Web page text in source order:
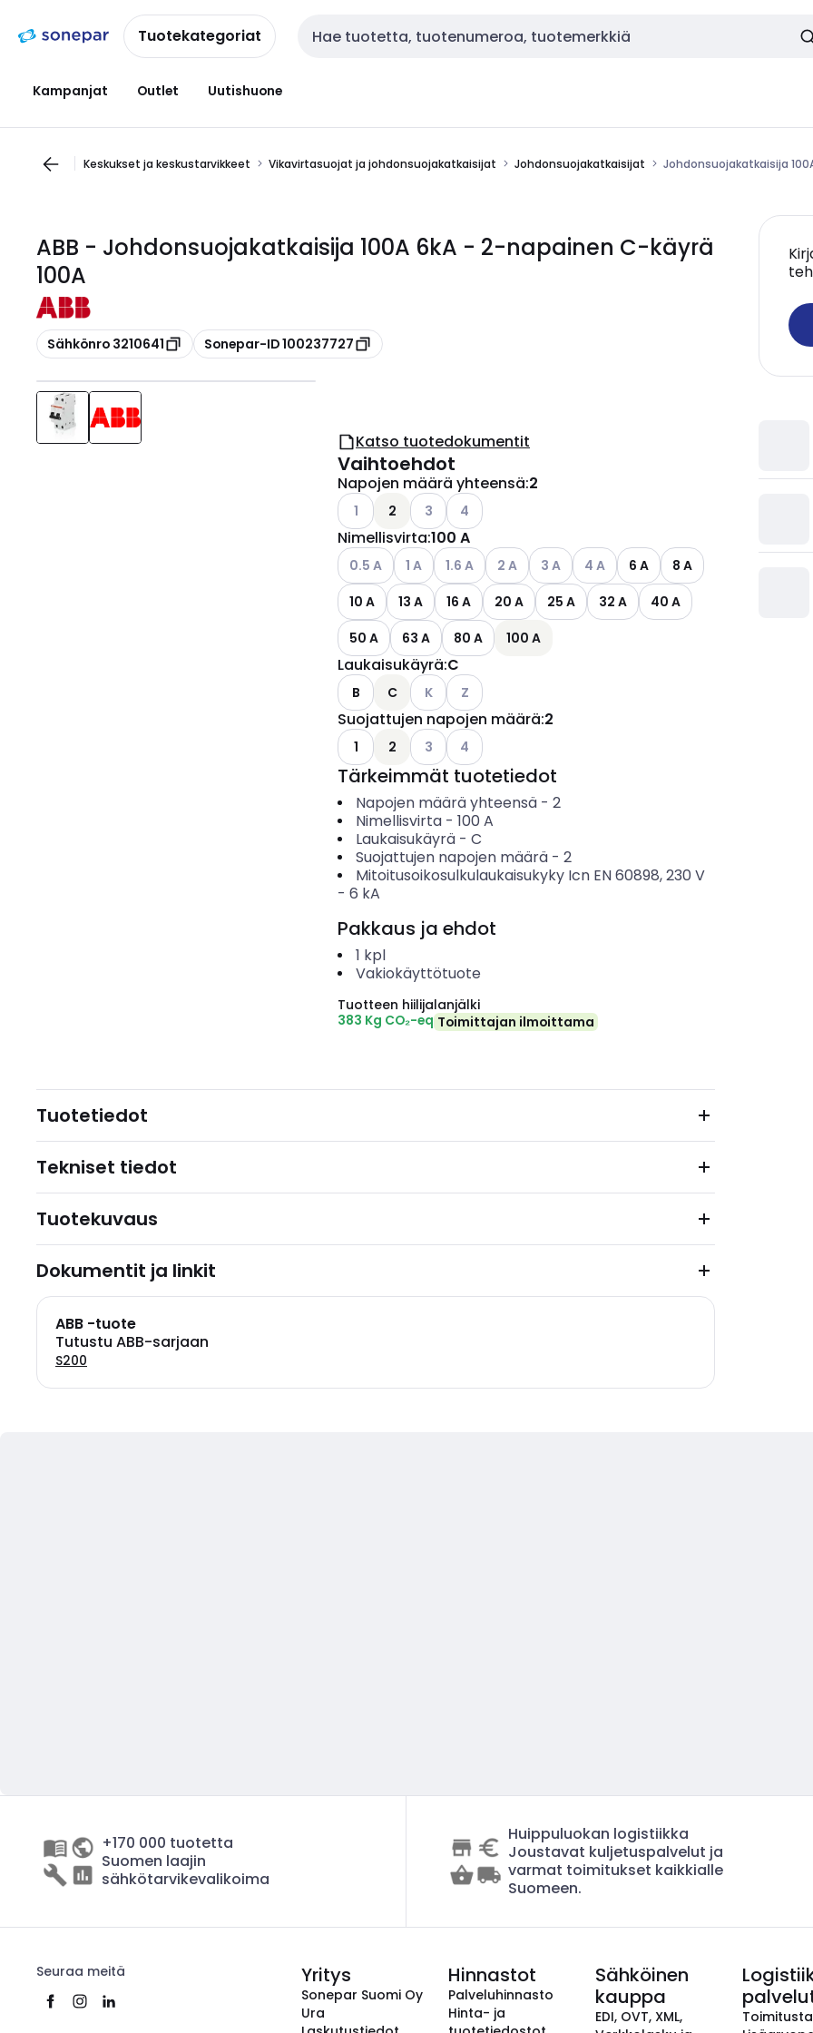
navigointiinsisältöönTuotekategoriat Haku
Kampanjat Outlet Uutishuone
Keskukset ja keskustarvikkeet Vikavirtasuojat ja johdonsuojakatkaisijat Johdonsuojakatkaisijat Johdonsuojakatkaisija
ABB - Johdonsuojakatkaisija 100A 6kA - 2-napainen C-käyrä
100A
Kopioi
Sähkönro 3210641 Kopioi
Sonepar-ID 100237727
Katso tuotedokumentit
Vaihtoehdot
Napojen määrä yhteensä:2
Katso käytettävissä olevat vaihtoehdot
1 2 Katso käytettävissä olevat vaihtoehdot
3 Katso käytettävissä olevat vaihtoehdot
4
Nimellisvirta:100 A
Katso käytettävissä olevat vaihtoehdot
0.5 A Katso käytettävissä olevat vaihtoehdot
1 A Katso käytettävissä olevat vaihtoehdot
1.6 A Katso käytettävissä olevat vaihtoehdot
2 A Katso käytettävissä olevat vaihtoehdot
3 A Katso käytettävissä olevat
4 A 6 A
8 A
10 A
13 A 16 A 20 A 25 A 32 A
40 A
50 A
63 A 80 A 100 A
Laukaisukäyrä:C
B C Katso käytettävissä olevat vaihtoehdot
K Katso käytettävissä olevat vaihtoehdot
Z
Suojattujen napojen määrä:2
1 2 Katso käytettävissä olevat vaihtoehdot
3 Katso käytettävissä olevat vaihtoehdot
4
Tärkeimmät tuotetiedot
Napojen määrä yhteensä- 2
Nimellisvirta- 100 A
Laukaisukäyrä- C
Suojattujen napojen määrä- 2
Mitoitusoikosulkulaukaisukyky Icn EN 60898, 230 V
- 6 kA
Pakkaus ja ehdot
1 kpl
Vakiokäyttötuote
Tuotteen hiilijalanjälki
383 Kg CO₂-eq Toimittajan ilmoittama
Tuotetiedot
Tekniset tiedot
Tuotekuvaus
Dokumentit ja linkit
ABB -tuote
Tutustu ABB-sarjaan
S200
+170 000 tuotetta
Suomen laajin
sähkötarvikevalikoima
Huippuluokan logistiikka
Joustavat kuljetuspalvelut ja
varmat toimitukset kaikkialle
Suomeen.
Seuraa meitä Yritys
Sonepar Suomi Oy
Ura
Hinnastot
Palveluhinnasto
Hinta- ja
Sähköinen
kauppa
EDI, OVT, XML,